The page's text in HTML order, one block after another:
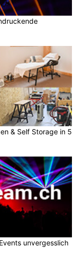
& Self Storage in 5
unvergesslich